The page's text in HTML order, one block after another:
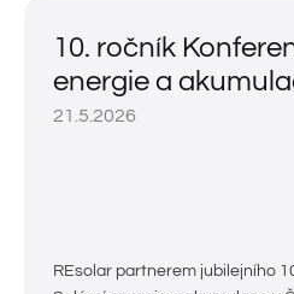
10. ročník
energie a
21.5.2026
REsolar partnerem jubilejního